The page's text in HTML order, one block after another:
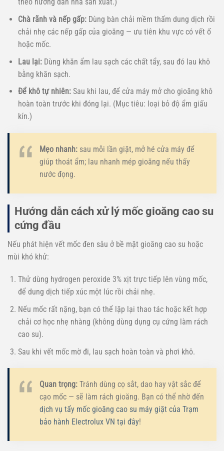
theo hướng dẫn nhà sản xuất.)
Chà rãnh và nếp gấp:Dùng bàn chải mềm thấm dung dịch rồi
chải nhẹ các nếp gấp của gioăng — ưu tiên khu vực có vết ố
hoặc mốc.
Lau lại:Dùng khăn ẩm lau sạch các chất tẩy, sau đó lau khô
bằng khăn sạch.
Để khô tự nhiên:Sau khi lau, để cửa máy mở cho gioăng khô
hoàn toàn trước khi đóng lại. (Mục tiêu: loại bỏ độ ẩm giấu
kín.)
Mẹo nhanh: sau mỗi lần giặt, mở hé cửa máy để
giúp thoát ẩm; lau nhanh mép gioăng nếu thấy
nước đọng.
Hướng dẫn cách xử lý mốc gioăng cao su
cứng đầu
Nếu phát hiện vết mốc đen sâu ở bề mặt gioăng cao su hoặc
mùi khó khử:
Thử dùng hydrogen peroxide 3% xịt trực tiếp lên vùng mốc,
để dung dịch tiếp xúc một lúc rồi chải nhẹ.
Nếu mốc rất nặng, bạn có thể lặp lại thao tác hoặc kết hợp
chải cơ học nhẹ nhàng (không dùng dụng cụ cứng làm rách
cao su).
Sau khi vết mốc mờ đi, lau sạch hoàn toàn và phơi khô.
Quan trọng: Tránh dùng cọ sắt, dao hay vật sắc để
cạo mốc — sẽ làm rách gioăng. Bạn có thể nhờ đến
dịch vụ tẩy mốc gioăng cao su máy giặt của Trạm
bảo hành Electrolux VN tại đây!